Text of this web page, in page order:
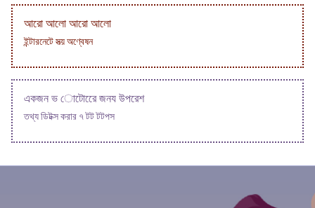
আরো আলো আরো আলো
ইন্টারনেটে সত্য় অণ্বেষন
একজন ভ োটোরেে জনয উপরেশ
তথ্য ডিটক্স করার ৭ টট টটপস